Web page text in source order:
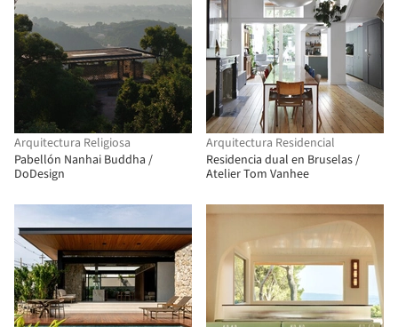
Arquitectura Religiosa
Pabellón Nanhai Buddha /
DoDesign
Arquitectura Residencial
Residencia dual en Bruselas /
Atelier Tom Vanhee